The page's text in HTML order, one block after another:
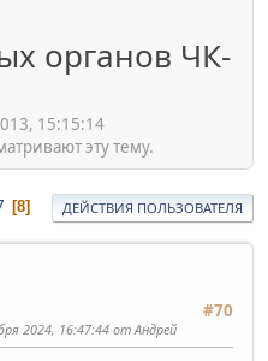
органов ЧК-
15:15:14
эту тему.
8 ДЕЙСТВИЯ ПОЛЬЗОВАТЕЛЯ
#70
2024, 16:47:44 от Андрей